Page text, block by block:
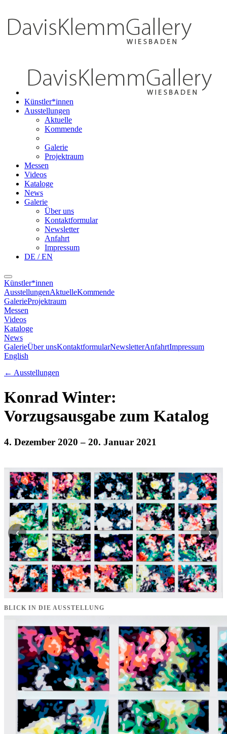
Künstler*innen
Ausstellungen
Aktuelle
Kommende
Galerie
Projektraum
Messen
Videos
Kataloge
News
Galerie
Über uns
Kontaktformular
Newsletter
Anfahrt
Impressum
DE / EN
Künstler*innen
AusstellungenAktuelleKommende
GalerieProjektraum
Messen
Videos
Kataloge
News
GalerieÜber unsKontaktformularNewsletterAnfahrtImpressum
English
← Ausstellungen
Konrad Winter:
Vorzugsausgabe zum Katalog
4. Dezember 2020 – 20. Januar 2021
‹ ›
BLICK IN DIE AUSSTELLUNG